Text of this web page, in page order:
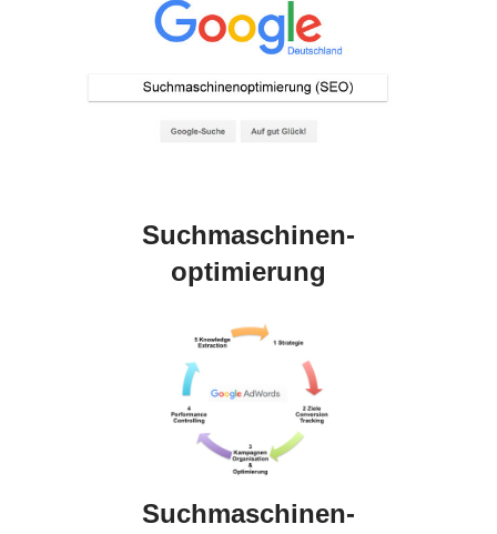
Suchmaschinen-
optimierung
Suchmaschinen-